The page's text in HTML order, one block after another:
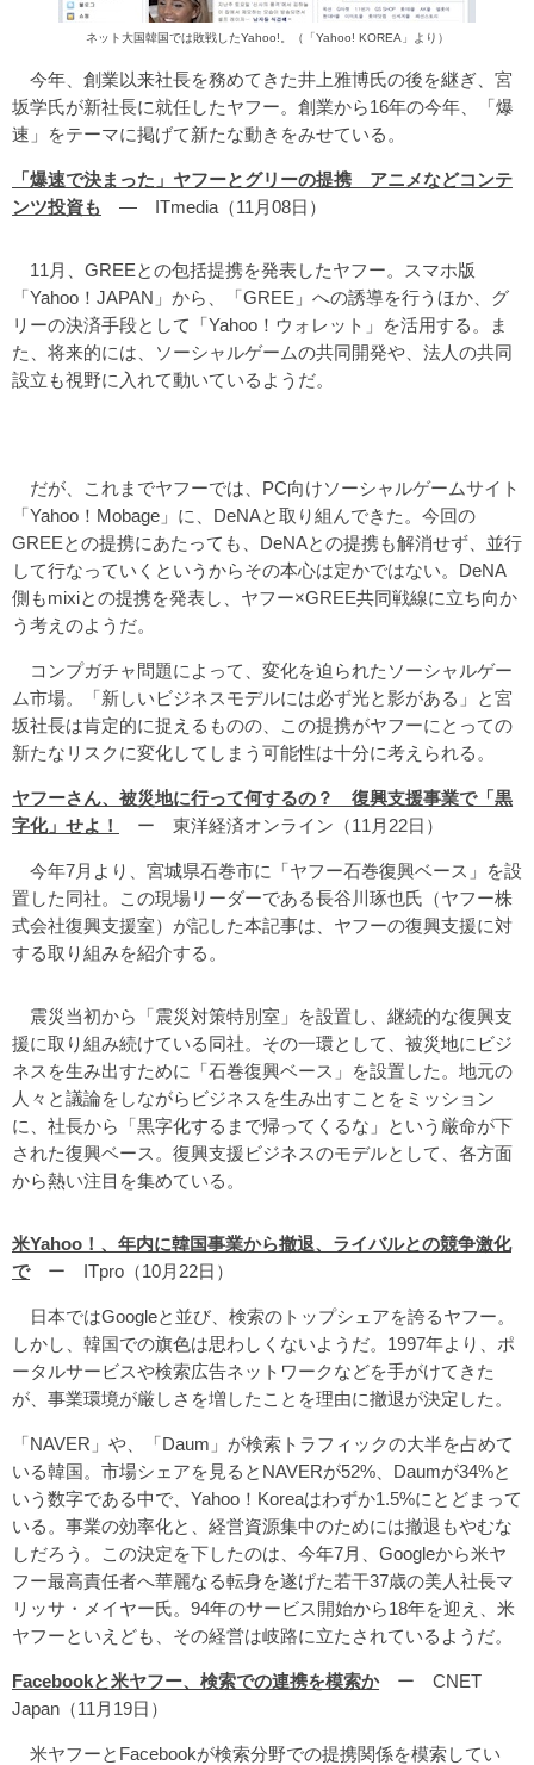
ネット大国韓国では敗戦したYahoo!。（「Yahoo! KOREA」より）
今年、創業以来社長を務めてきた井上雅博氏の後を継ぎ、宮
坂学氏が新社長に就任したヤフー。創業から16年の今年、「爆
速」をテーマに掲げて新たな動きをみせている。
「爆速で決まった」ヤフーとグリーの提携 アニメなどコンテ
ンツ投資も ― ITmedia（11月08日）
11月、GREEとの包括提携を発表したヤフー。スマホ版
「Yahoo！JAPAN」から、「GREE」への誘導を行うほか、グ
リーの決済手段として「Yahoo！ウォレット」を活用する。ま
た、将来的には、ソーシャルゲームの共同開発や、法人の共同
設立も視野に入れて動いているようだ。
だが、これまでヤフーでは、PC向けソーシャルゲームサイト
「Yahoo！Mobage」に、DeNAと取り組んできた。今回の
GREEとの提携にあたっても、DeNAとの提携も解消せず、並行
して行なっていくというからその本心は定かではない。DeNA
側もmixiとの提携を発表し、ヤフー×GREE共同戦線に立ち向か
う考えのようだ。
コンプガチャ問題によって、変化を迫られたソーシャルゲー
ム市場。「新しいビジネスモデルには必ず光と影がある」と宮
坂社長は肯定的に捉えるものの、この提携がヤフーにとっての
新たなリスクに変化してしまう可能性は十分に考えられる。
ヤフーさん、被災地に行って何するの？ 復興支援事業で「黒
字化」せよ！
ー 東洋経済オンライン（11月22日）
今年7月より、宮城県石巻市に「ヤフー石巻復興ベース」を設
置した同社。この現場リーダーである長谷川琢也氏（ヤフー株
式会社復興支援室）が記した本記事は、ヤフーの復興支援に対
する取り組みを紹介する。
震災当初から「震災対策特別室」を設置し、継続的な復興支
援に取り組み続けている同社。その一環として、被災地にビジ
ネスを生み出すために「石巻復興ベース」を設置した。地元の
人々と議論をしながらビジネスを生み出すことをミッション
に、社長から「黒字化するまで帰ってくるな」という厳命が下
された復興ベース。復興支援ビジネスのモデルとして、各方面
から熱い注目を集めている。
米Yahoo！、年内に韓国事業から撤退、ライバルとの競争激化
でー ITpro（10月22日）
日本ではGoogleと並び、検索のトップシェアを誇るヤフー。
しかし、韓国での旗色は思わしくないようだ。1997年より、ポ
ータルサービスや検索広告ネットワークなどを手がけてきた
が、事業環境が厳しさを増したことを理由に撤退が決定した。
「NAVER」や、「Daum」が検索トラフィックの大半を占めて
いる韓国。市場シェアを見るとNAVERが52%、Daumが34%と
いう数字である中で、Yahoo！Koreaはわずか1.5%にとどまって
いる。事業の効率化と、経営資源集中のためには撤退もやむな
しだろう。この決定を下したのは、今年7月、Googleから米ヤ
フー最高責任者へ華麗なる転身を遂げた若干37歳の美人社長マ
リッサ・メイヤー氏。94年のサービス開始から18年を迎え、米
ヤフーといえども、その経営は岐路に立たされているようだ。
Facebookと米ヤフー、検索での連携を模索かー CNET
Japan（11月19日）
米ヤフーとFacebookが検索分野での提携関係を模索してい